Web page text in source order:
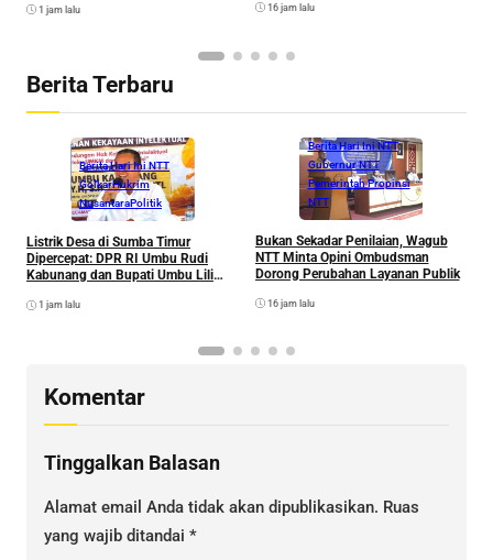
ESDM Segera Tinjau Enam
1 jam lalu 16 jam lalu
Berita Terbaru
Berita Hari Ini NTT
GolkarHukrim
NusantaraPolitik
Listrik Desa di Sumba Timur
Dipercepat: DPR RI Umbu Rudi
Kabunang dan Bupati Umbu Lili
ESDM Segera Tinjau Enam
1 jam lalu
Berita Hari Ini NTT
Gubernur NTT
Pemerintah Propinsi
NTT
Bukan Sekadar Penilaian, Wagub
NTT Minta Opini Ombudsman
Dorong Perubahan Layanan Publik
16 jam lalu
Komentar
Tinggalkan Balasan
Alamat email Anda tidak akan dipublikasikan. Ruas
yang wajib ditandai *